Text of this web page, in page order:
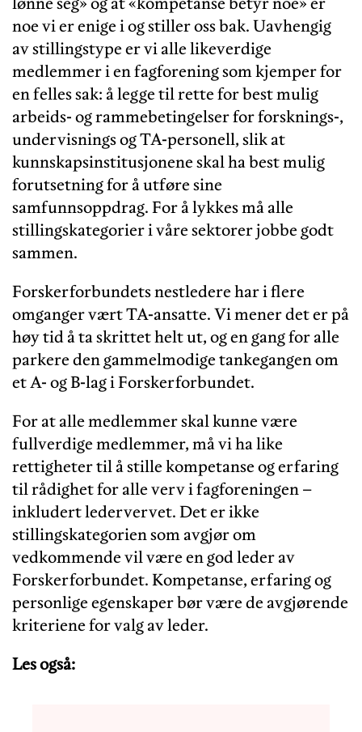
noe vi er enige i og stiller oss bak. Uavhengig
av stillingstype er vi alle likeverdige
medlemmer i en fagforening som kjemper for
en felles sak: å legge til rette for best mulig
arbeids- og rammebetingelser for forsknings-,
undervisnings og TA-personell, slik at
kunnskapsinstitusjonene skal ha best mulig
forutsetning for å utføre sine
samfunnsoppdrag. For å lykkes må alle
stillingskategorier i våre sektorer jobbe godt
sammen.
Forskerforbundets nestledere har i flere
omganger vært TA-ansatte. Vi mener det er på
høy tid å ta skrittet helt ut, og en gang for alle
parkere den gammelmodige tankegangen om
et A- og B-lag i Forskerforbundet.
For at alle medlemmer skal kunne være
fullverdige medlemmer, må vi ha like
rettigheter til å stille kompetanse og erfaring
til rådighet for alle verv i fagforeningen –
inkludert ledervervet. Det er ikke
stillingskategorien som avgjør om
vedkommende vil være en god leder av
Forskerforbundet. Kompetanse, erfaring og
personlige egenskaper bør være de avgjørende
kriteriene for valg av leder.
Les også: